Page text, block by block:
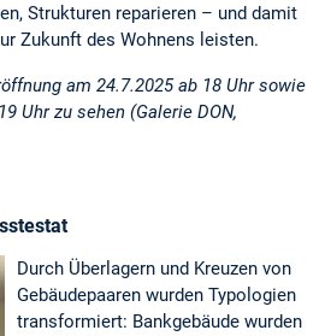
Strukturen reparieren – und damit
Zukunft des Wohnens leisten.
am 24.7.2025 ab 18 Uhr sowie
Uhr zu sehen (Galerie DON,
Durch Überlagern und Kreuzen von
Gebäudepaaren wurden Typologien
transformiert: Bankgebäude wurden